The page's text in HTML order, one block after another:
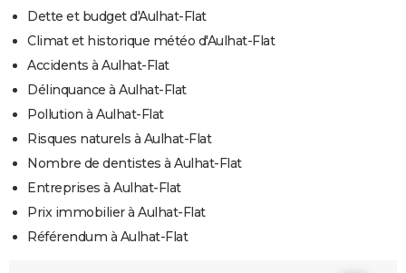
Dette et budget d'Aulhat-Flat
Climat et historique météo d'Aulhat-Flat
Accidents à Aulhat-Flat
Délinquance à Aulhat-Flat
Pollution à Aulhat-Flat
Risques naturels à Aulhat-Flat
Nombre de dentistes à Aulhat-Flat
Entreprises à Aulhat-Flat
Prix immobilier à Aulhat-Flat
Référendum à Aulhat-Flat